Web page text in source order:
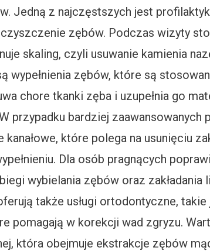
Jedną z najczęstszych jest
zębów. Podczas wizyty
skaling, czyli usuwanie kamienia
wypełnienia zębów, które są
chore tkanki zęba i uzupełnia go
przypadku bardziej
które polega na usunięciu
Dla osób pragnących
wybielania zębów oraz
także usługi ortodontyczne, takie
pomagają w korekcji wad zgryzu.
która obejmuje ekstrakcje zębów